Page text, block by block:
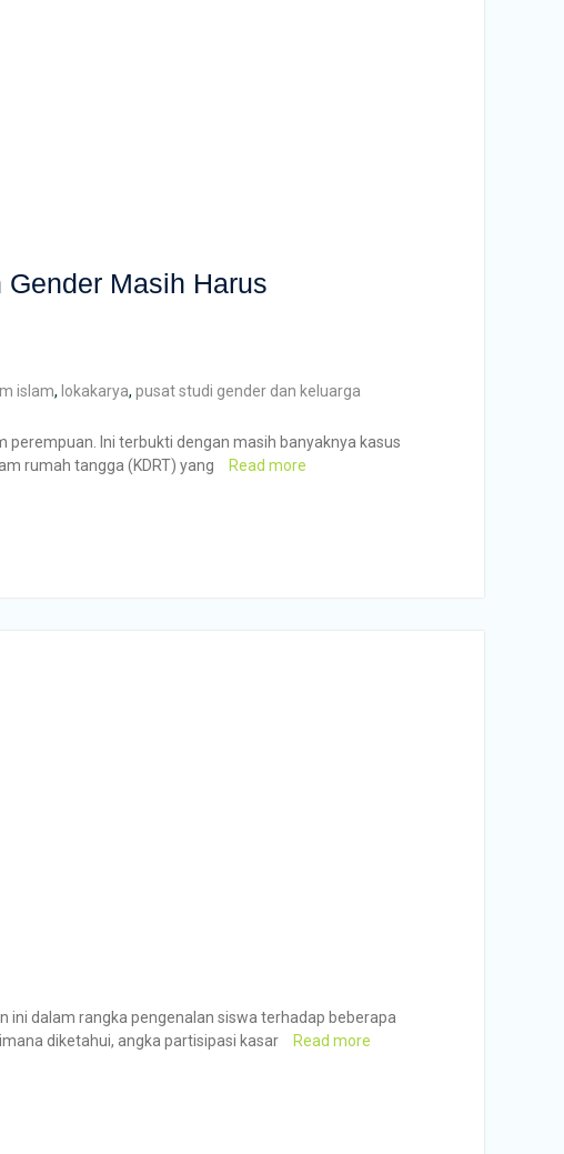
Masih Harus
islam, lokakarya, pusat studi gender dan keluarga
Ini terbukti dengan masih banyaknya kasus
rumah tangga (KDRT) yang
Read more
ini dalam rangka pengenalan siswa terhadap beberapa
diketahui, angka partisipasi kasar
Read more